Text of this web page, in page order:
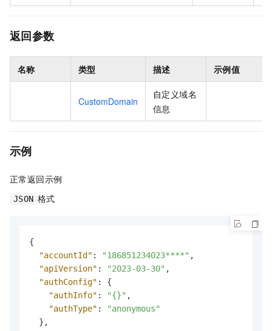
返回参数
名称 类型 描述 示例值
CustomDomain
自定义域名
信息
示例
正常返回示例
JSON 格式
{
"accountId" : "186851234023****" ,
"apiVersion" : "2023-03-30" ,
"authConfig" :
{
"authInfo" : "{}" ,
"authType" :
"anonymous"
} ,